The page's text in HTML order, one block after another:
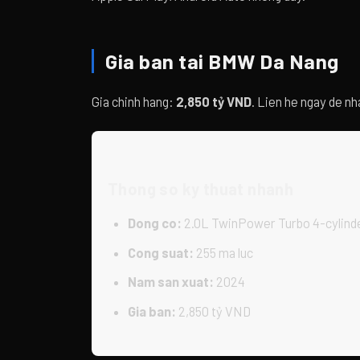
Gia ban tai BMW Da Nang
Gia chinh hang: 2,850 tỷ VND . Lien he ngay de
Dong co: 2.0L TwinPower Turbo 4-
Cong suat: 255 ma luc
Nam san xuat: 2024
Gia ban: 2,850 tỷ VND